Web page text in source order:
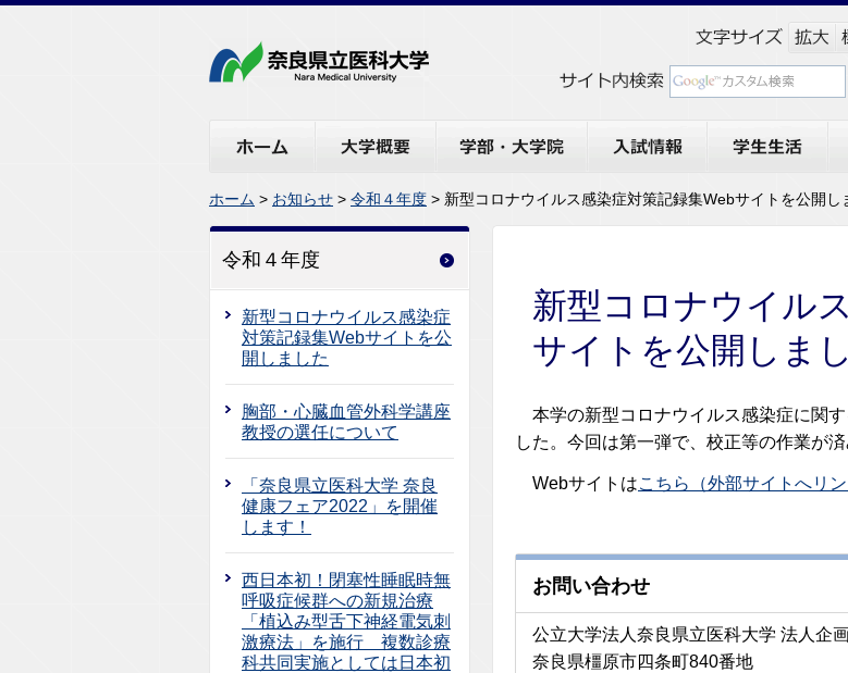
ホーム > お知らせ > 令和４年度 > 新型コロナウイルス感染症対策記録集Webサイトを公開し
令和４年度
新型コロナウイルス感染症
対策記録集Webサイトを公
開しました
胸部・心臓血管外科学講座
教授の選任について
「奈良県立医科大学 奈良
健康フェア2022」を開催
します！
西日本初！閉塞性睡眠時無
呼吸症候群への新規治療
「植込み型舌下神経電気刺
激療法」を施行 複数診療
科共同実施としては日本初
新型コロナウイル
サイトを公開しま
本学の新型コロナウイルス感染症に関
した。今回は第一弾で、校正等の作業が
Webサイトはこちら（外部サイトへリン
お問い合わせ
公立大学法人奈良県立医科大学 法人企
奈良県橿原市四条町840番地